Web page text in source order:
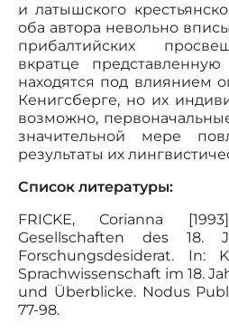
и латышского
оба автора невольно
прибалтийских
вкратце
находятся под влиянием
Кенигсберге, но их
возможно,
значительной мере
результаты их
Список литературы:
FRICKE, Corianna
Gesellschaften des 18.
Forschungsdesiderat. In:
Sprachwissenschaft im 18.
und Überblicke. Nodus
77-98.